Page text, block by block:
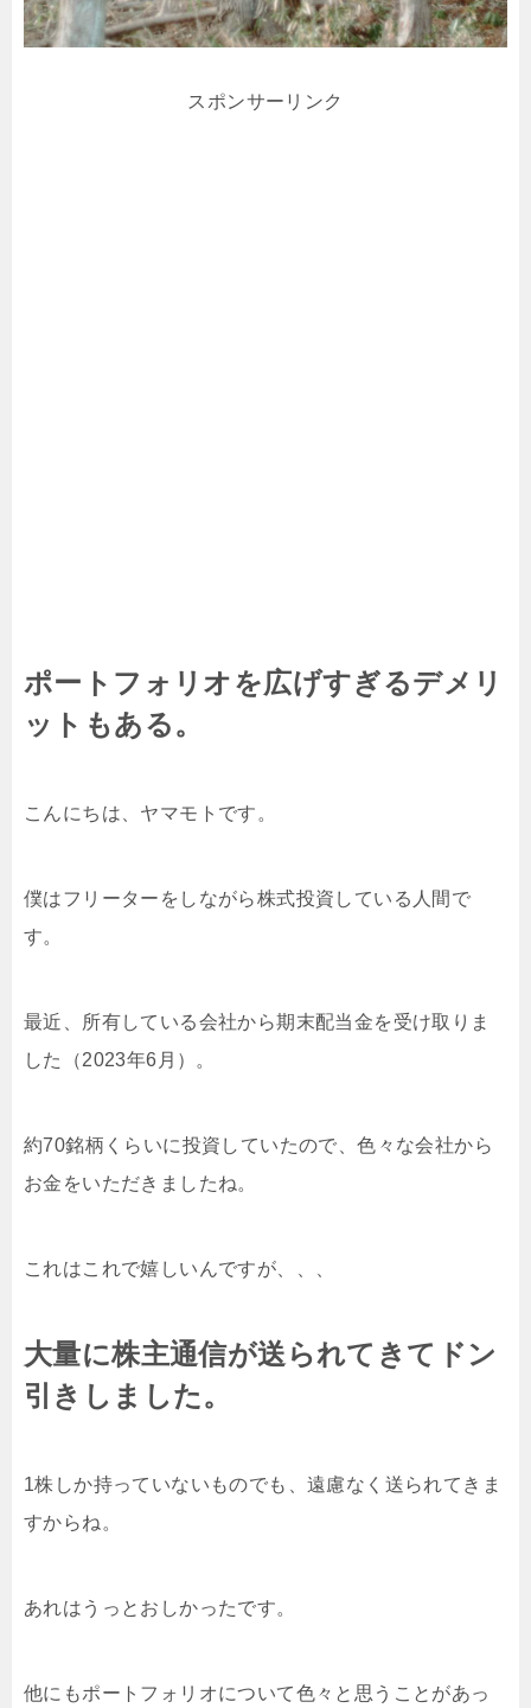
スポンサーリンク
ポートフォリオを広げすぎるデメリ
ットもある。
こんにちは、ヤマモトです。
僕はフリーターをしながら株式投資している人間で
す。
最近、所有している会社から期末配当金を受け取りま
した（2023年6月）。
約70銘柄くらいに投資していたので、色々な会社から
お金をいただきましたね。
これはこれで嬉しいんですが、、、
大量に株主通信が送られてきてドン
引きしました。
1株しか持っていないものでも、遠慮なく送られてきま
すからね。
あれはうっとおしかったです。
他にもポートフォリオについて色々と思うことがあっ